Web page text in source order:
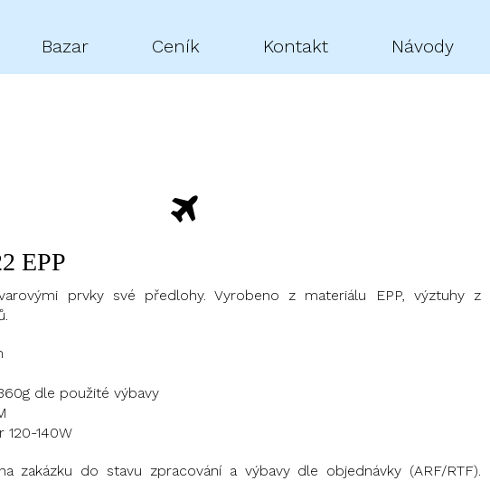
Bazar Ceník Kontakt Návody
EPP
prvky své předlohy. Vyrobeno z materiálu EPP, výztuhy z
dle použité výbavy
120-140W
zakázku do stavu zpracování a výbavy dle objednávky (ARF/RTF).